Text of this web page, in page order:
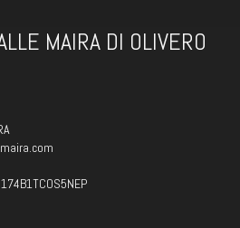
MAIRA DI OLIVERO